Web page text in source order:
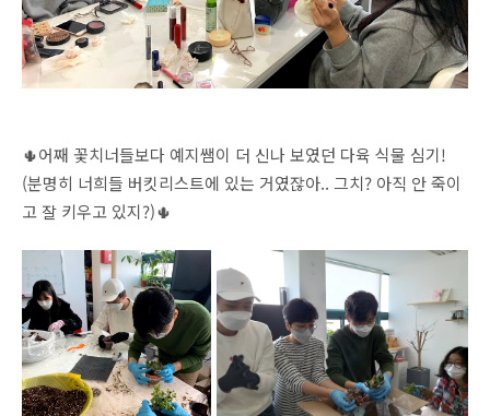
🌵어째 꽃치너들보다 예지쌤이 더 신나 보였던 다육 식물 심기!
(분명히 너희들 버킷리스트에 있는 거였잖아.. 그치? 아직 안 죽이
고 잘 키우고 있지?)🌵